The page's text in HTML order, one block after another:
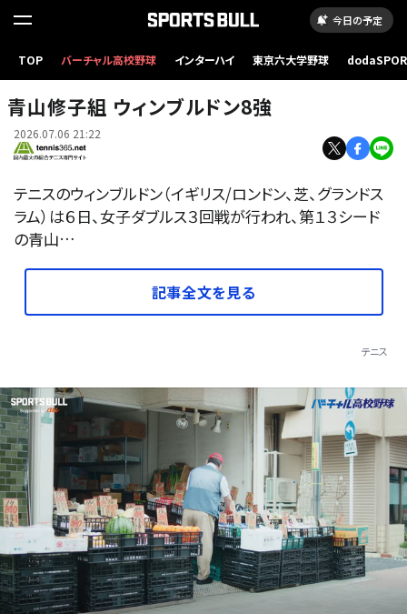
今日の予定
TOP バーチャル高校野球 インターハイ 東京六大学野球
青山修子組 ウィンブルドン8強
2026.07.06 21:22
テニスのウィンブルドン（イギリス/ロンドン、芝、グランドス
ラム）は６日、女子ダブルス３回戦が行われ、第１３シード
の青山…
記事全文を見る
テニス